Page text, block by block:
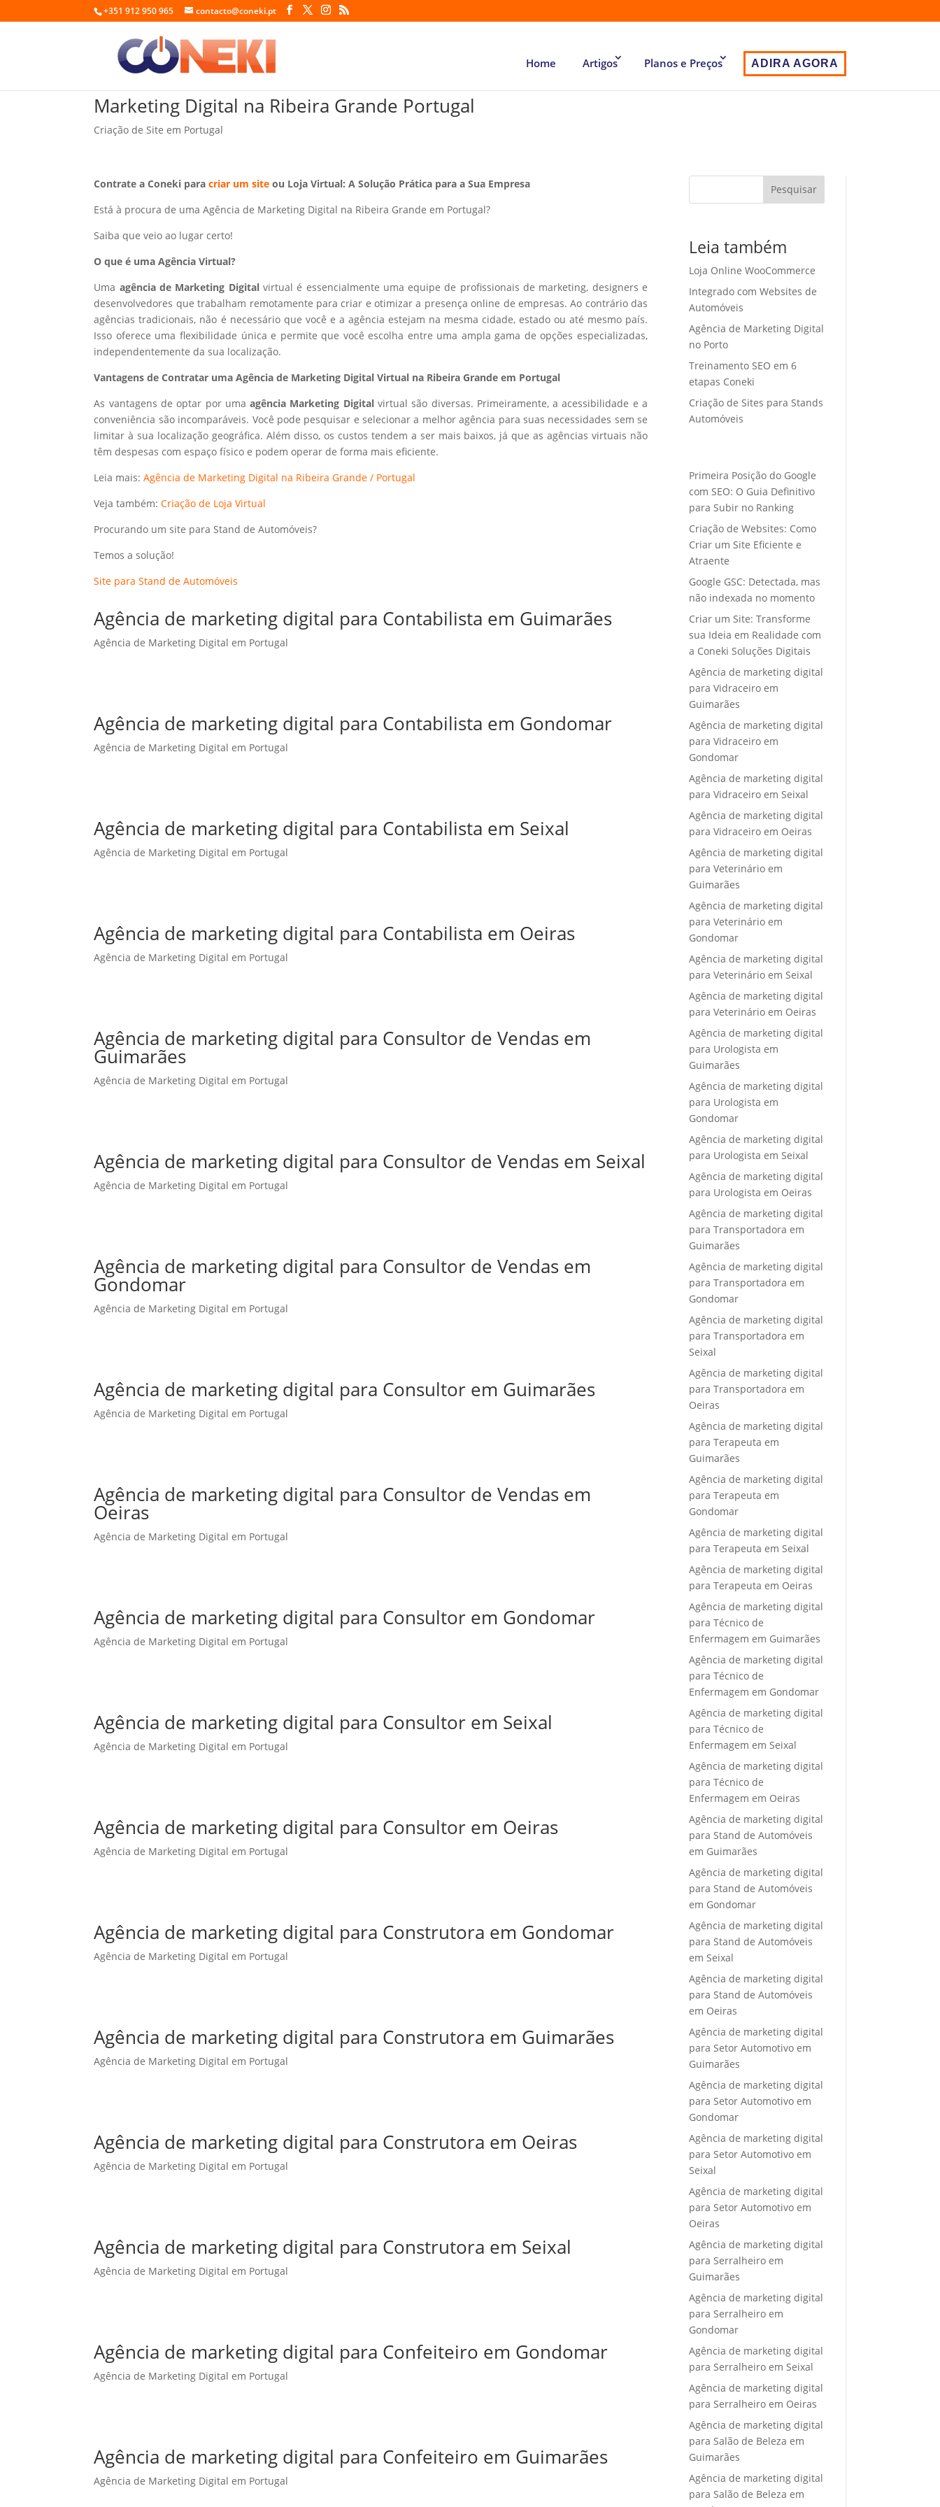
+351 912 950 965 contacto@coneki.pt
Home Artigos Planos e Preços ADIRA AGORA
Marketing Digital na Ribeira Grande Portugal
Criação de Site em Portugal
Contrate a Coneki paracriar um site ou Loja Virtual: A Solução Prática para a Sua Empresa
Está à procura de uma Agência de Marketing Digital na Ribeira Grande em Portugal?
Saiba que veio ao lugar certo!
O que é uma Agência Virtual?
Uma agência de Marketing Digital virtual é essencialmente uma equipe de profissionais de marketing, designers e
desenvolvedores que trabalham remotamente para criar e otimizar a presença online de empresas. Ao contrário das
agências tradicionais, não é necessário que você e a agência estejam na mesma cidade, estado ou até mesmo país.
Isso oferece uma flexibilidade única e permite que você escolha entre uma ampla gama de opções especializadas,
independentemente da sua localização.
Vantagens de Contratar uma Agência de Marketing Digital Virtual na Ribeira Grande em Portugal
As vantagens de optar por umaagência Marketing Digitalvirtual são diversas. Primeiramente, a acessibilidade e a
conveniência são incomparáveis. Você pode pesquisar e selecionar a melhor agência para suas necessidades sem se
limitar à sua localização geográfica. Além disso, os custos tendem a ser mais baixos, já que as agências virtuais não
têm despesas com espaço físico e podem operar de forma mais eficiente.
Leia mais:Agência de Marketing Digital na Ribeira Grande / Portugal
Veja também:Criação de Loja Virtual
Procurando um site para Stand de Automóveis?
Temos a solução!
Site para Stand de Automóveis
Agência de marketing digital para Contabilista em Guimarães
Agência de Marketing Digital em Portugal
Agência de marketing digital para Contabilista em Gondomar
Agência de Marketing Digital em Portugal
Agência de marketing digital para Contabilista em Seixal
Agência de Marketing Digital em Portugal
Agência de marketing digital para Contabilista em Oeiras
Agência de Marketing Digital em Portugal
Agência de marketing digital para Consultor de Vendas em
Guimarães
Agência de Marketing Digital em Portugal
Agência de marketing digital para Consultor de Vendas em Seixal
Agência de Marketing Digital em Portugal
Agência de marketing digital para Consultor de Vendas em
Gondomar
Agência de Marketing Digital em Portugal
Agência de marketing digital para Consultor em Guimarães
Agência de Marketing Digital em Portugal
Agência de marketing digital para Consultor de Vendas em
Oeiras
Agência de Marketing Digital em Portugal
Agência de marketing digital para Consultor em Gondomar
Agência de Marketing Digital em Portugal
Agência de marketing digital para Consultor em Seixal
Agência de Marketing Digital em Portugal
Agência de marketing digital para Consultor em Oeiras
Agência de Marketing Digital em Portugal
Agência de marketing digital para Construtora em Gondomar
Agência de Marketing Digital em Portugal
Agência de marketing digital para Construtora em Guimarães
Agência de Marketing Digital em Portugal
Agência de marketing digital para Construtora em Oeiras
Agência de Marketing Digital em Portugal
Agência de marketing digital para Construtora em Seixal
Agência de Marketing Digital em Portugal
Agência de marketing digital para Confeiteiro em Gondomar
Agência de Marketing Digital em Portugal
Agência de marketing digital para Confeiteiro em Guimarães
Agência de Marketing Digital em Portugal
Pesquisar
Leia também
Loja Online WooCommerce
Integrado com Websites de
Automóveis
Agência de Marketing Digital
no Porto
Treinamento SEO em 6
etapas Coneki
Criação de Sites para Stands
Automóveis
Primeira Posição do Google
com SEO: O Guia Definitivo
para Subir no Ranking
Criação de Websites: Como
Criar um Site Eficiente e
Atraente
Google GSC: Detectada, mas
não indexada no momento
Criar um Site: Transforme
sua Ideia em Realidade com
a Coneki Soluções Digitais
Agência de marketing digital
para Vidraceiro em
Guimarães
Agência de marketing digital
para Vidraceiro em
Gondomar
Agência de marketing digital
para Vidraceiro em Seixal
Agência de marketing digital
para Vidraceiro em Oeiras
Agência de marketing digital
para Veterinário em
Guimarães
Agência de marketing digital
para Veterinário em
Gondomar
Agência de marketing digital
para Veterinário em Seixal
Agência de marketing digital
para Veterinário em Oeiras
Agência de marketing digital
para Urologista em
Guimarães
Agência de marketing digital
para Urologista em
Gondomar
Agência de marketing digital
para Urologista em Seixal
Agência de marketing digital
para Urologista em Oeiras
Agência de marketing digital
para Transportadora em
Guimarães
Agência de marketing digital
para Transportadora em
Gondomar
Agência de marketing digital
para Transportadora em
Seixal
Agência de marketing digital
para Transportadora em
Oeiras
Agência de marketing digital
para Terapeuta em
Guimarães
Agência de marketing digital
para Terapeuta em
Gondomar
Agência de marketing digital
para Terapeuta em Seixal
Agência de marketing digital
para Terapeuta em Oeiras
Agência de marketing digital
para Técnico de
Enfermagem em Guimarães
Agência de marketing digital
para Técnico de
Enfermagem em Gondomar
Agência de marketing digital
para Técnico de
Enfermagem em Seixal
Agência de marketing digital
para Técnico de
Enfermagem em Oeiras
Agência de marketing digital
para Stand de Automóveis
em Guimarães
Agência de marketing digital
para Stand de Automóveis
em Gondomar
Agência de marketing digital
para Stand de Automóveis
em Seixal
Agência de marketing digital
para Stand de Automóveis
em Oeiras
Agência de marketing digital
para Setor Automotivo em
Guimarães
Agência de marketing digital
para Setor Automotivo em
Gondomar
Agência de marketing digital
para Setor Automotivo em
Seixal
Agência de marketing digital
para Setor Automotivo em
Oeiras
Agência de marketing digital
para Serralheiro em
Guimarães
Agência de marketing digital
para Serralheiro em
Gondomar
Agência de marketing digital
para Serralheiro em Seixal
Agência de marketing digital
para Serralheiro em Oeiras
Agência de marketing digital
para Salão de Beleza em
Guimarães
Agência de marketing digital
para Salão de Beleza em